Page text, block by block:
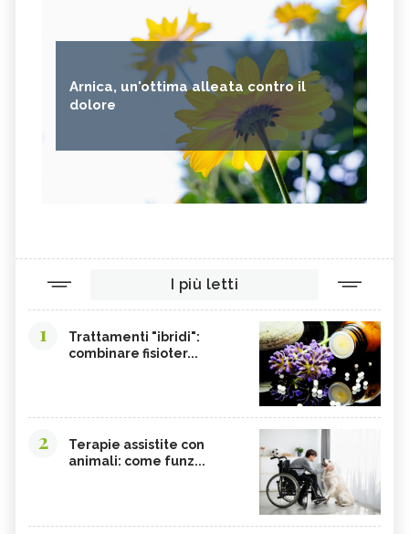
Arnica, un'ottima alleata contro il
dolore
I più letti
1
Trattamenti "ibridi":
combinare fisioter...
2
Terapie assistite con
animali: come funz...